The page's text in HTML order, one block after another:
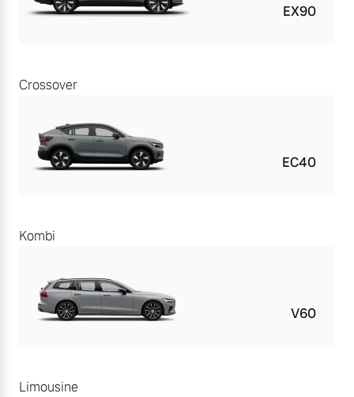
EX90
Crossover
EC40
Kombi
V60
Limousine